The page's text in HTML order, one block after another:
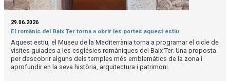
29.06.2026
El romànic del Baix Ter torna a obrir les portes aquest estiu
Aquest estiu, el Museu de la Mediterrània torna a programar el cicle de
visites guiades a les esglésies romàniques del Baix Ter. Una proposta
per descobrir alguns dels temples més emblemàtics de la zona i
aprofundir en la seva història, arquitectura i patrimoni.